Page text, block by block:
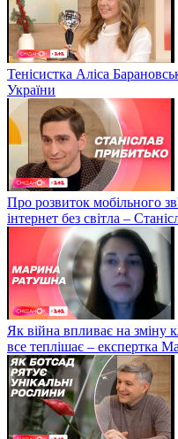
Тенісистка Аліса
України
Про розвиток мобільного
інтернет без світла –
Як війна впливає на зміну
все теплішає – експертка